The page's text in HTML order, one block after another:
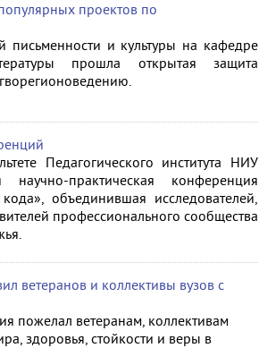
проектов по
и культуры на кафедре
прошла открытая защита
Педагогического института НИУ
практическая конференция
объединившая исследователей,
профессионального сообщества
ветеранов и коллективы вузов с
пожелал ветеранам, коллективам
здоровья, стойкости и веры в